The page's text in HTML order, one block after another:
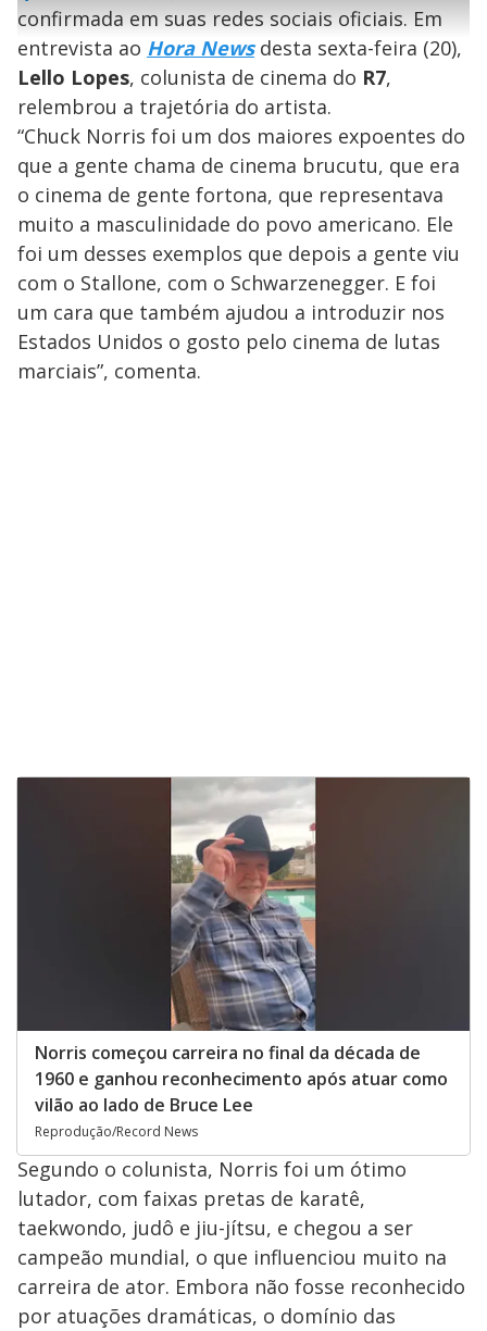
a
y
V
i
d
g
u
o
e
g
n
d
s
u
d
r
confirmada em suas redes sociais oficiais. Em
entrevista ao Hora Newsdesta sexta-feira (20),
Lello Lopes, colunista de cinema do R7,
relembrou a trajetória do artista.
“Chuck Norris foi um dos maiores expoentes do
que a gente chama de cinema brucutu, que era
o cinema de gente fortona, que representava
muito a masculinidade do povo americano. Ele
foi um desses exemplos que depois a gente viu
com o Stallone, com o Schwarzenegger. E foi
um cara que também ajudou a introduzir nos
Estados Unidos o gosto pelo cinema de lutas
marciais”, comenta.
Norris começou carreira no final da década de
1960 e ganhou reconhecimento após atuar como
vilão ao lado de Bruce Lee
Reprodução/Record News
Segundo o colunista, Norris foi um ótimo
lutador, com faixas pretas de karatê,
taekwondo, judô e jiu-jítsu, e chegou a ser
campeão mundial, o que influenciou muito na
carreira de ator. Embora não fosse reconhecido
por atuações dramáticas, o domínio das